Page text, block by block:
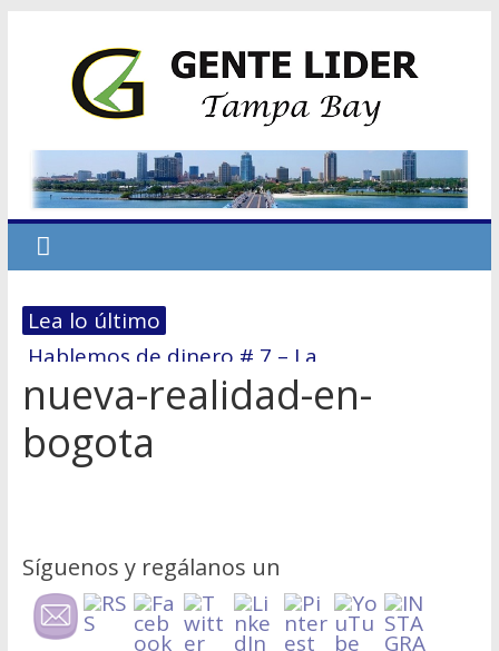
Lea lo último
Hablemos de dinero # 7 – La
reestructuración financiera: El 70/30
El primer paso hacia la Independencia
Económica
En Tampa Bay, el Costo del Miedo
nueva-realidad-en-
bogota
Síguenos y regálanos un